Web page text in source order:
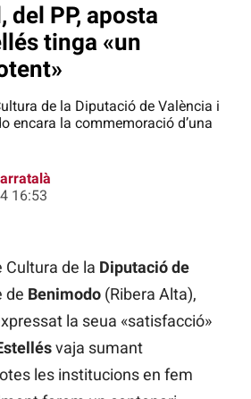
del PP, aposta
tinga «un
de la Diputació de València i
encara la commemoració d’una
16:53
Cultura de la Diputació de
de Benimodo (Ribera Alta),
la seua «satisfacció»
vaja sumant
les institucions en fem